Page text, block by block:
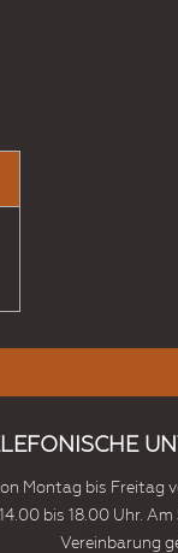
Montag bis Freitag
bis 18.00 Uhr.
Vereinbarung